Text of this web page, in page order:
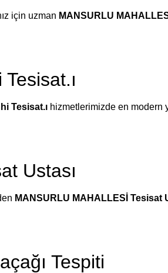
için uzman MANSURLU
Tesisat.ı hizmetlerimizde en modern
Ustası
MANSURLU MAHALLESİ Tesisat
Tespiti